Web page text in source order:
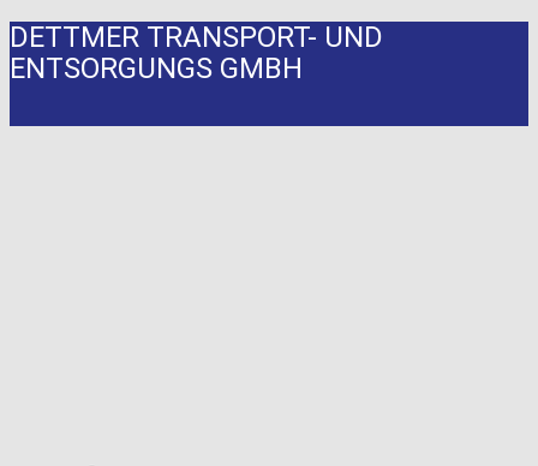
DETTMER TRANSPORT- UND
ENTSORGUNGS GMBH